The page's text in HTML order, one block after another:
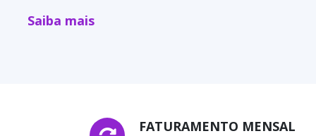
Saiba mais
FATURAMENTO MENSAL